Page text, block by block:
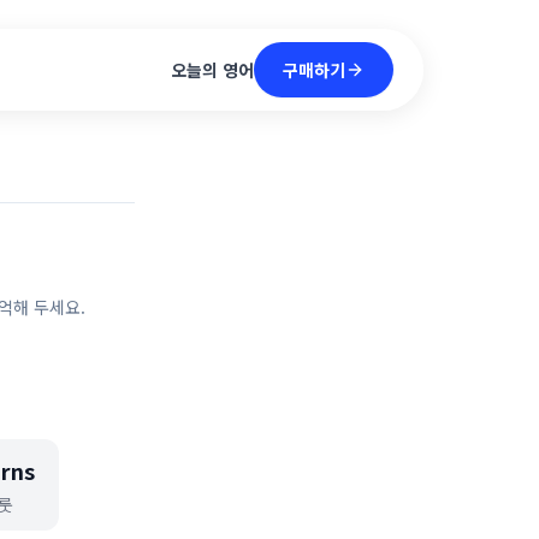
오늘의 영어 구매하기
해 두세요.